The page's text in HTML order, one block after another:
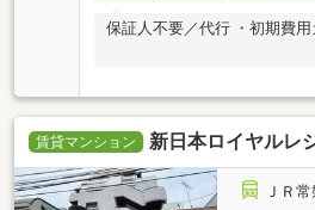
保証人不要／代行 ・初期費
賃貸マンション 新日本ロイヤルレ
ＪＲ